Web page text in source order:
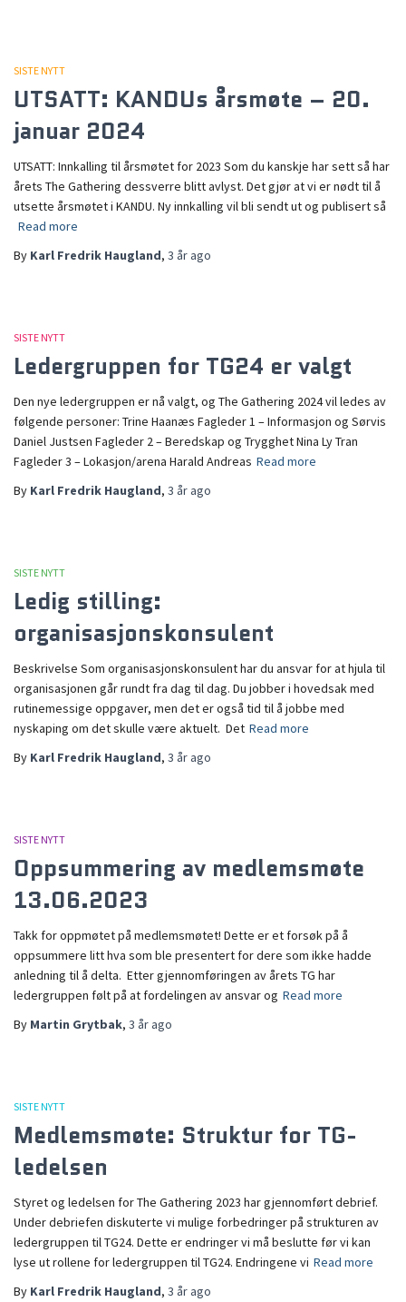
SISTE NYTT
UTSATT: KANDUs årsmøte – 20.
januar 2024
UTSATT: Innkalling til årsmøtet for 2023 Som du kanskje har sett så har
årets The Gathering dessverre blitt avlyst. Det gjør at vi er nødt til å
utsette årsmøtet i KANDU. Ny innkalling vil bli sendt ut og publisert så
Read more
By Karl Fredrik Haugland, 3 år ago
SISTE NYTT
Ledergruppen for TG24 er valgt
Den nye ledergruppen er nå valgt, og The Gathering 2024 vil ledes av
følgende personer: Trine Haanæs Fagleder 1 – Informasjon og Sørvis
Daniel Justsen Fagleder 2 – Beredskap og Trygghet Nina Ly Tran
Fagleder 3 – Lokasjon/arena Harald Andreas Read more
By Karl Fredrik Haugland, 3 år ago
SISTE NYTT
Ledig stilling:
organisasjonskonsulent
Beskrivelse Som organisasjonskonsulent har du ansvar for at hjula til
organisasjonen går rundt fra dag til dag. Du jobber i hovedsak med
rutinemessige oppgaver, men det er også tid til å jobbe med
nyskaping om det skulle være aktuelt. Det Read more
By Karl Fredrik Haugland, 3 år ago
SISTE NYTT
Oppsummering av medlemsmøte
13.06.2023
Takk for oppmøtet på medlemsmøtet! Dette er et forsøk på å
oppsummere litt hva som ble presentert for dere som ikke hadde
anledning til å delta. Etter gjennomføringen av årets TG har
ledergruppen følt på at fordelingen av ansvar og Read more
By Martin Grytbak, 3 år ago
SISTE NYTT
Medlemsmøte: Struktur for TG-
ledelsen
Styret og ledelsen for The Gathering 2023 har gjennomført debrief.
Under debriefen diskuterte vi mulige forbedringer på strukturen av
ledergruppen til TG24. Dette er endringer vi må beslutte før vi kan
lyse ut rollene for ledergruppen til TG24. Endringene vi Read more
By Karl Fredrik Haugland, 3 år ago